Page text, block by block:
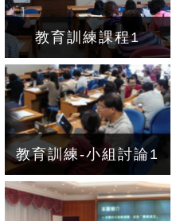
教育訓練課程1
教育訓練-小組討論1